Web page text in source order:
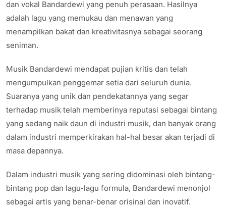
dan vokal Bandardewi yang penuh perasaan. Hasilnya
adalah lagu yang memukau dan menawan yang
menampilkan bakat dan kreativitasnya sebagai seorang
seniman.
Musik Bandardewi mendapat pujian kritis dan telah
mengumpulkan penggemar setia dari seluruh dunia.
Suaranya yang unik dan pendekatannya yang segar
terhadap musik telah memberinya reputasi sebagai bintang
yang sedang naik daun di industri musik, dan banyak orang
dalam industri memperkirakan hal-hal besar akan terjadi di
masa depannya.
Dalam industri musik yang sering didominasi oleh bintang-
bintang pop dan lagu-lagu formula, Bandardewi menonjol
sebagai artis yang benar-benar orisinal dan inovatif.